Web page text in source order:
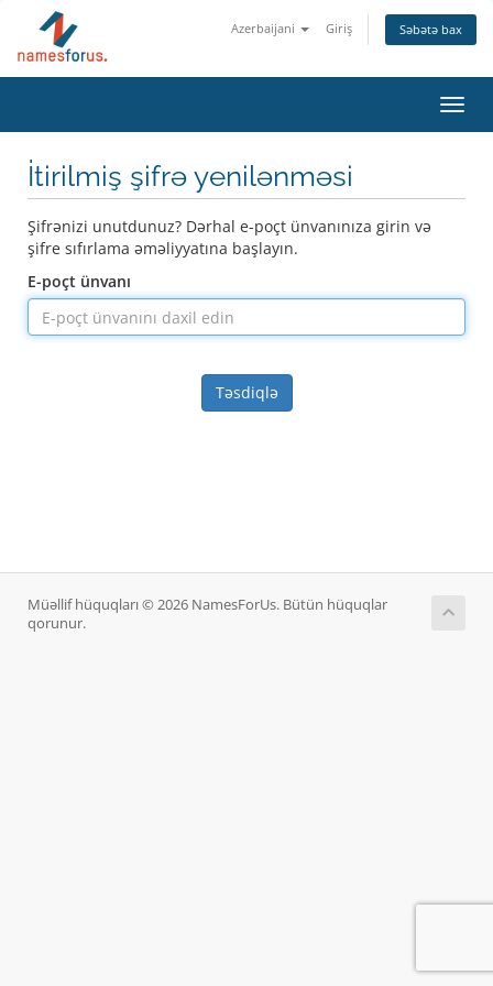
Azerbaijani Giriş Səbətə bax
keçid
İtirilmiş şifrə yenilənməsi
Şifrənizi unutdunuz? Dərhal e-poçt ünvanınıza girin və
şifre sıfırlama əməliyyatına başlayın.
E-poçt ünvanı
Təsdiqlə
Müəllif hüquqları © 2026 NamesForUs. Bütün hüquqlar
qorunur.